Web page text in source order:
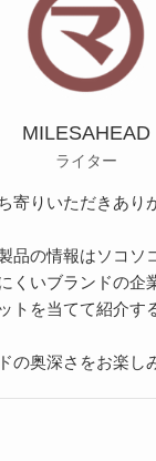
MILESAHEAD
ライター
寄りいただきあり
品の情報はソコソ
くいブランドの企
トを当てて紹介す
の奥深さをお楽し